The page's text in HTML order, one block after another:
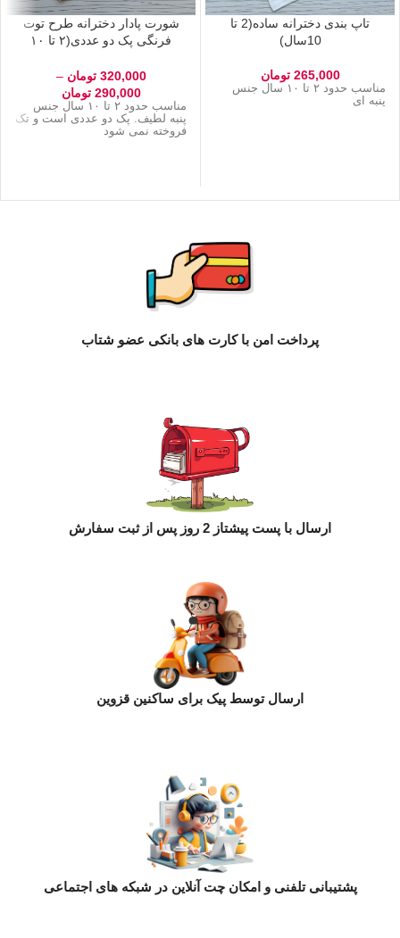
تاپ بندی دخترانه ساده(2 تا
10سال)
265,000 تومان
مناسب حدود ۲ تا ۱۰ سال جنس
پنبه ای
شورت پادار دخترانه طرح توت
فرنگی پک دو عددی(۲ تا ۱۰
320,000 تومان –
290,000 تومان
مناسب حدود ۲ تا ۱۰ سال جنس
پنبه لطیف. پک دو عددی است و تک
فروخته نمی شود
پرداخت امن با کارت های بانکی عضو شتاب
ارسال با پست پیشتاز 2 روز پس از ثبت سفارش
ارسال توسط پیک برای ساکنین قزوین
پشتیبانی تلفنی و امکان چت آنلاین در شبکه های اجتماعی